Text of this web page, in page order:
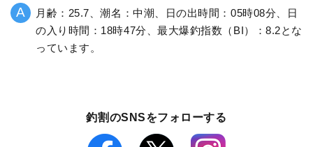
月齢：25.7、潮名：中潮、日の出時間：05時08分、日
の入り時間：18時47分、最大爆釣指数（BI）：8.2とな
っています。
釣割のSNSをフォローする